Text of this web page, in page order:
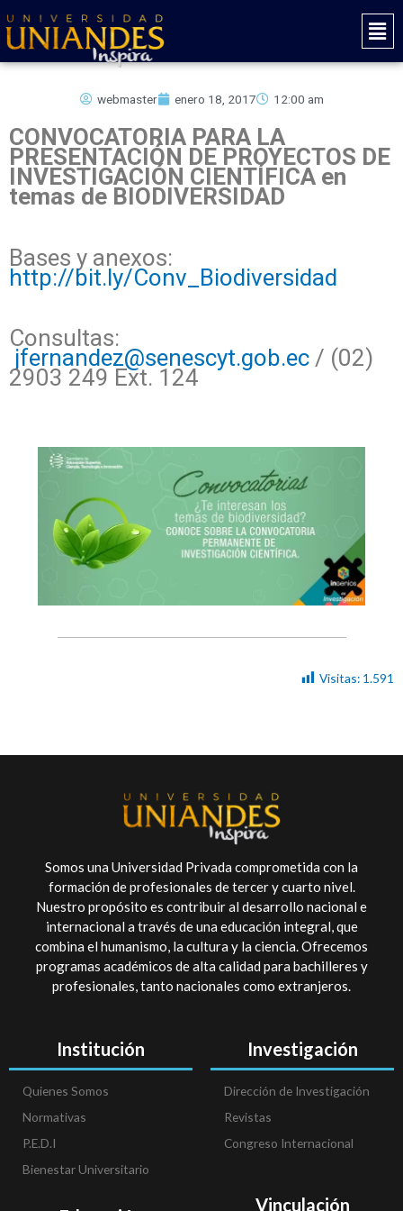
al
contenido
Main
webmaster enero 18, 2017 12:00 am
CONVOCATORIA PARA LA
PRESENTACIÓN DE PROYECTOS DE
INVESTIGACIÓN CIENTÍFICA en
temas de BIODIVERSIDAD
Bases y anexos:
http://bit.ly/Conv_Biodiversidad
Consultas:
jfernandez@senescyt.gob.ec / (02)
2903 249 Ext. 124
Visitas: 1.591
Somos una Universidad Privada comprometida con la
formación de profesionales de tercer y cuarto nivel.
Nuestro propósito es contribuir al desarrollo nacional e
internacional a través de una educación integral, que
combina el humanismo, la cultura y la ciencia. Ofrecemos
programas académicos de alta calidad para bachilleres y
profesionales, tanto nacionales como extranjeros.
Institución
Quienes Somos
Normativas
P.E.D.I
Bienestar Universitario
Investigación
Dirección de Investigación
Revistas
Congreso Internacional
Vinculación